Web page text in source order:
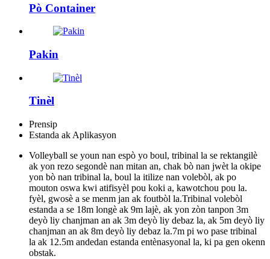
Pò Container
Pakin
Tinèl
Prensip
Estanda ak Aplikasyon
Volleyball se youn nan espò yo boul, tribinal la se rektangilè
ak yon rezo segondè nan mitan an, chak bò nan jwèt la okipe
yon bò nan tribinal la, boul la itilize nan volebòl, ak po
mouton oswa kwi atifisyèl pou koki a, kawotchou pou la.
fyèl, gwosè a se menm jan ak foutbòl la.Tribinal volebòl
estanda a se 18m longè ak 9m lajè, ak yon zòn tanpon 3m
deyò liy chanjman an ak 3m deyò liy debaz la, ak 5m deyò liy
chanjman an ak 8m deyò liy debaz la.7m pi wo pase tribinal
la ak 12.5m andedan estanda entènasyonal la, ki pa gen okenn
obstak.